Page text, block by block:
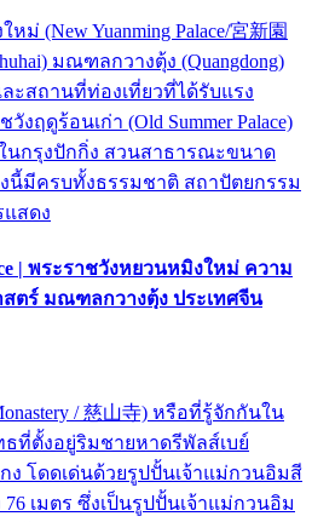
ม่ (New Yuanming Palace/宮新園
มณฑลกวางตุ้ง (Quangdong)
ะสถานที่ท่องเที่ยวที่ได้รับแรง
งฤดูร้อนเก่า (Old Summer Palace)
กรุงปักกิ่ง สวนสาธารณะขนาด
นี้มีครบทั้งธรรมชาติ สถาปัตยกรรม
สดง
| พระราชวังหยวนหมิงใหม่ ความ
ตร์ มณฑลกวางตุ้ง ประเทศจีน
/ 慈山寺) หรือที่รู้จักกันใน
ที่ตั้งอยู่ริมชายหาดรีพัลส์เบย์
กง โดดเด่นด้วยรูปปั้นเจ้าแม่กวนอิมสี
เมตร ซึ่งเป็นรูปปั้นเจ้าแม่กวนอิม